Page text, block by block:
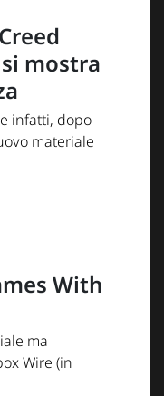
mostra
infatti, dopo
materiale
With
ma
Wire (in